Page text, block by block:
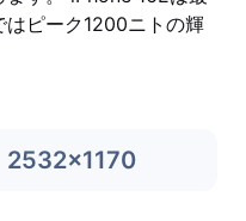
ピーク1200ニトの輝
2532x1170